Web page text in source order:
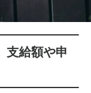
支給額や申